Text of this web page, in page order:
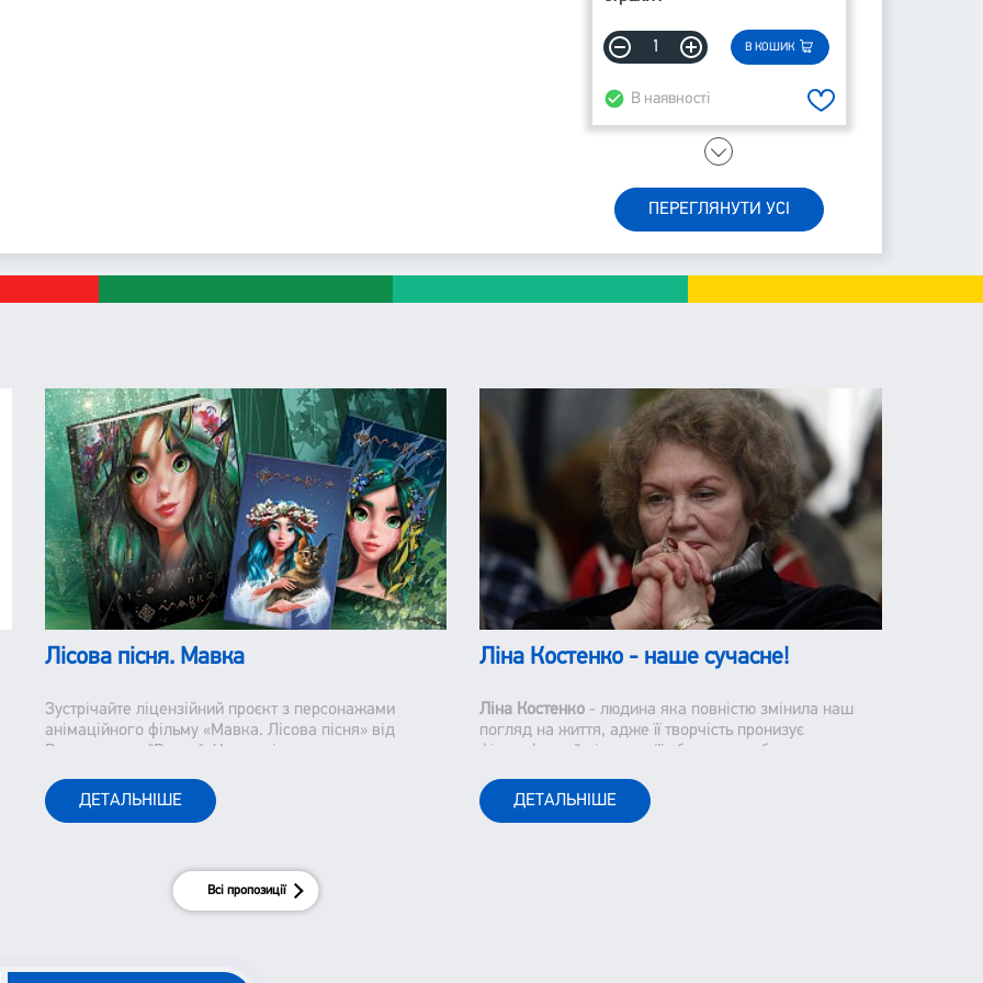
В КОШИК
В наявності
20.65
Дитячі істерики: корисні та
шкідливі. Як допомогти
дитині та впоратися із
власними емоціямиВ КОШИК
В наявності
20.20
ПЕРЕГЛЯНУТИ УСІ
Лісова пісня. Мавка
Зустрічайте ліцензійний проєкт з персонажами
анімаційного фільму «Мавка. Лісова пісня» від
Видавництва "Ранок". Часи змінюються немов кадри
відмотувати назад. Та дещо залишається незмінним.
До цього відноситься і класика української
ДЕТАЛЬНІШЕ
Ліна Костенко - наше сучасне!
Ліна Костенко - людина яка повністю змінила наш
погляд на життя, адже її творчість пронизує
філософський підтекст, її образи є глибокими та
сприймаємо наше життя і оточуючих.
ДЕТАЛЬНІШЕ
Всі пропозиції